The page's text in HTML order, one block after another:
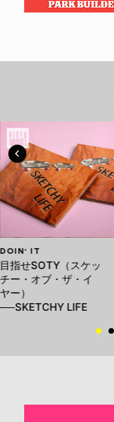
DOIN' IT
目指せSOTY（スケッ
チー・オブ・ザ・イ
ヤー）
──SKETCHY LIFE